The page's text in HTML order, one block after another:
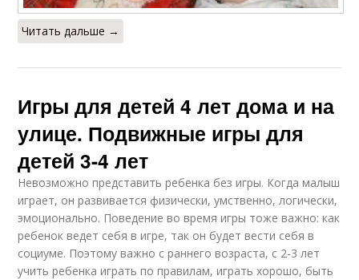
Читать дальше →
Игры для детей 4 лет дома и на
улице. Подвижные игры для
детей 3-4 лет
Невозможно представить ребенка без игры. Когда малыш
играет, он развивается физически, умственно, логически,
эмоционально. Поведение во время игры тоже важно: как
ребенок ведет себя в игре, так он будет вести себя в
социуме. Поэтому важно с раннего возраста, с 2-3 лет
учить ребенка играть по правилам, играть хорошо, быть